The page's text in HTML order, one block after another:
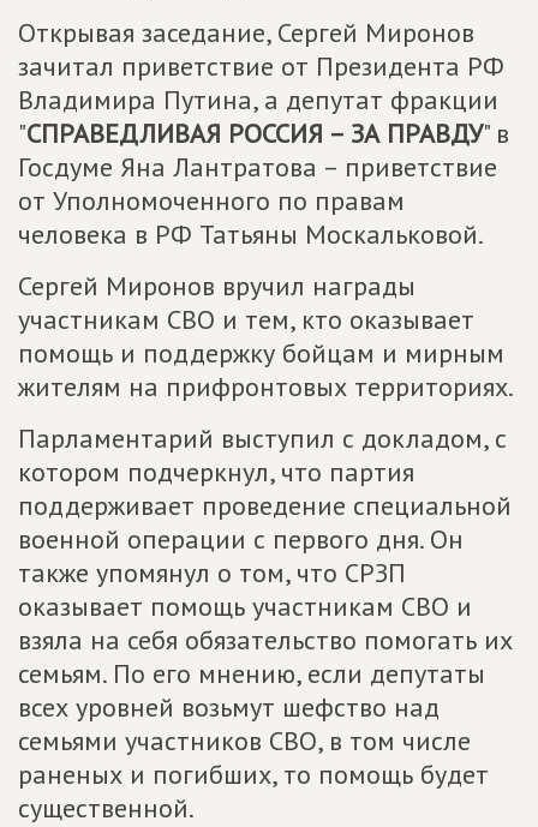
Открывая заседание, Сергей Миронов
зачитал приветствие от Президента РФ
Владимира Путина, а депутат фракции
"СПРАВЕДЛИВАЯ РОССИЯ – ЗА ПРАВДУ" в
Госдуме Яна Лантратова – приветствие
от Уполномоченного по правам
человека в РФ Татьяны Москальковой.
Сергей Миронов вручил награды
участникам СВО и тем, кто оказывает
помощь и поддержку бойцам и мирным
жителям на прифронтовых территориях.
Парламентарий выступил с докладом, с
котором подчеркнул, что партия
поддерживает проведение специальной
военной операции с первого дня. Он
также упомянул о том, что СРЗП
оказывает помощь участникам СВО и
взяла на себя обязательство помогать их
семьям. По его мнению, если депутаты
всех уровней возьмут шефство над
семьями участников СВО, в том числе
раненых и погибших, то помощь будет
существенной.